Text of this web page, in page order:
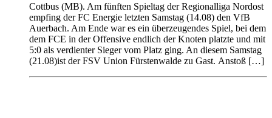
Cottbus (MB). Am fünften Spieltag der Regionalliga Nordost
empfing der FC Energie letzten Samstag (14.08) den VfB
Auerbach. Am Ende war es ein überzeugendes Spiel, bei dem
dem FCE in der Offensive endlich der Knoten platzte und mit
5:0 als verdienter Sieger vom Platz ging. An diesem Samstag
(21.08)ist der FSV Union Fürstenwalde zu Gast. Anstoß […]